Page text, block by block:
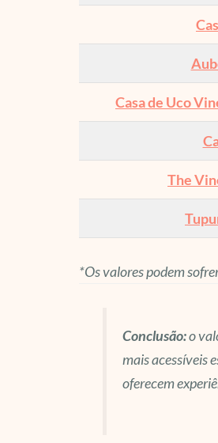
Casa de Uco
The
*Os valores podem
Conclusão:o
mais acessíveis
oferecem